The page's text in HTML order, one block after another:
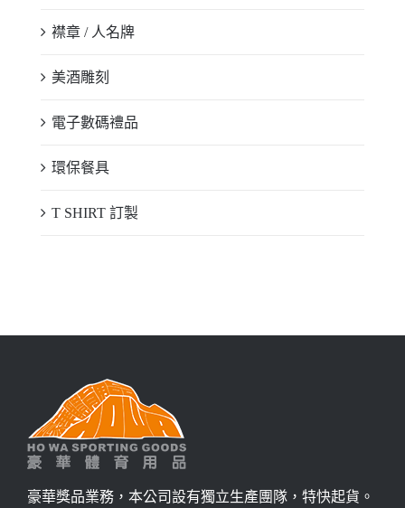
襟章 / 人名牌
美酒雕刻
電子數碼禮品
環保餐具
T SHIRT 訂製
豪華獎品業務，本公司設有獨立生產團隊，特快起貨。